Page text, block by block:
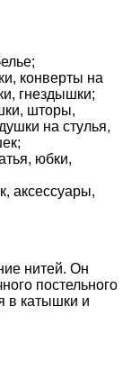
конверты на
гнездышки;
шторы,
на стулья,
юбки,
аксессуары,
нитей. Он
постельного
в катышки и